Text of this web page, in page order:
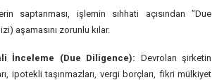
saptanması, işlemin sıhhati açısından "Due
aşamasını zorunlu kılar.
İnceleme (Due Diligence): Devrolan şirketin
ipotekli taşınmazları, vergi borçları, fikri mülkiyet